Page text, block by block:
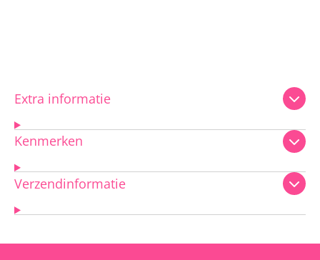
Extra informatie
Kenmerken
Verzendinformatie